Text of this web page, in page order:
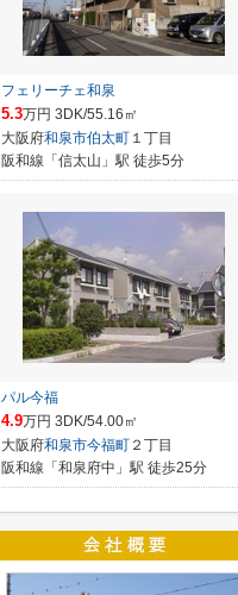
フェリーチェ和泉
5.3万円 3DK/55.16㎡
大阪府和泉市伯太町 １丁目
阪和線「信太山」駅 徒歩5分
パル今福
4.9万円 3DK/54.00㎡
大阪府和泉市今福町 ２丁目
阪和線「和泉府中」駅 徒歩25分